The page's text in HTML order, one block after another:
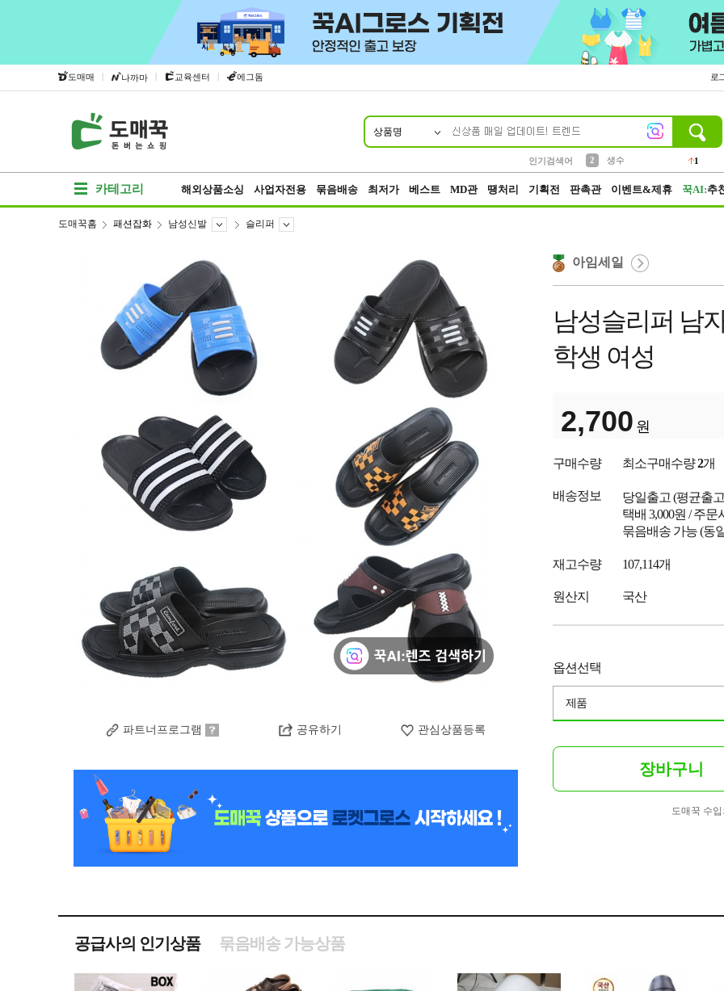
도매매 | 나까마 | 교육센터 | 에그돔 로
상품명
인기검색어
2
생수
1
카테고리 해외상품소싱 사업자전용 묶음배송 최저가 베스트 MD관 땡처리 기획전 판촉관 이벤트&제휴 꾹AI:추
도매꾹홈 패션잡화 남성신발 슬리퍼
파트너프로그램 공유하기 관심상품등록
아임세일
남성슬리퍼 남
학생 여성
2,700 원
구매수량 최소구매수량2개
배송정보 당일출고 (평균출
택배 3,000원 / 주문
묶음배송 가능 (동
재고수량 107,114개
원산지 국산
옵션선택
제품
장바구니
도매꾹 수
공급사의 인기상품 묶음배송 가능상품